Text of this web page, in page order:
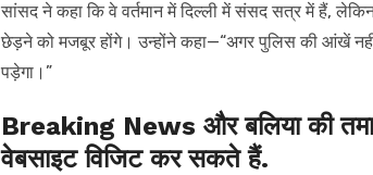
सांसद ने कहा कि वे वर्तमान में दिल्ली में संसद सत्र में हैं,
छेड़ने को मजबूर होंगे। उन्होंने कहा—“अगर पुलिस की आंखें
पड़ेगा।”
Breaking News और बलिया की
वेबसाइट विजिट कर सकते हैं.